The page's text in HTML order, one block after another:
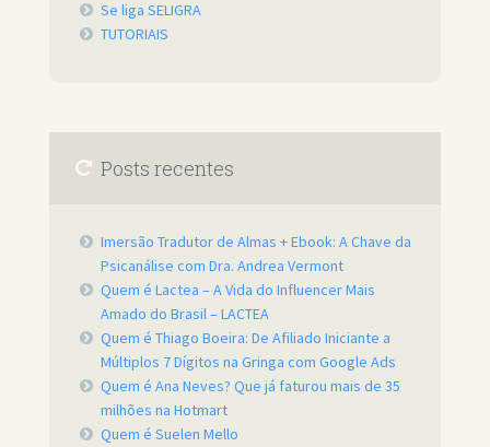
Se liga SELIGRA
TUTORIAIS
Posts recentes
Imersão Tradutor de Almas + Ebook: A Chave da
Psicanálise com Dra. Andrea Vermont
Quem é Lactea – A Vida do Influencer Mais
Amado do Brasil – LACTEA
Quem é Thiago Boeira: De Afiliado Iniciante a
Múltiplos 7 Dígitos na Gringa com Google Ads
Quem é Ana Neves? Que já faturou mais de 35
milhões na Hotmart
Quem é Suelen Mello